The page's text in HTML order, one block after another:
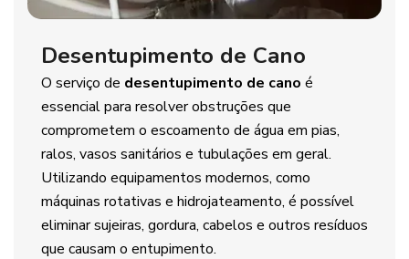
Desentupimento de Cano
O serviço de desentupimento de cano é
essencial para resolver obstruções que
comprometem o escoamento de água em pias,
ralos, vasos sanitários e tubulações em geral.
Utilizando equipamentos modernos, como
máquinas rotativas e hidrojateamento, é possível
eliminar sujeiras, gordura, cabelos e outros resíduos
que causam o entupimento.